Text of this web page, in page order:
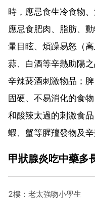
時，應忌食生冷食物
應忌食肥肉、脂肪、
暈目眩、煩躁易怒（
蒜、白酒等辛熱助陽
辛辣菸酒刺激物品；
固硬、不易消化的食
和酸辣太過的刺激食
蝦、蟹等腥羶發物及辛
甲狀腺炎吃中藥多
2樓：老太強吻小學生